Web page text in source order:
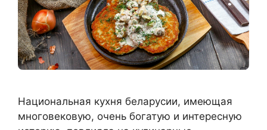
Национальная кухня беларусии, имеющая
многовековую, очень богатую и интересную